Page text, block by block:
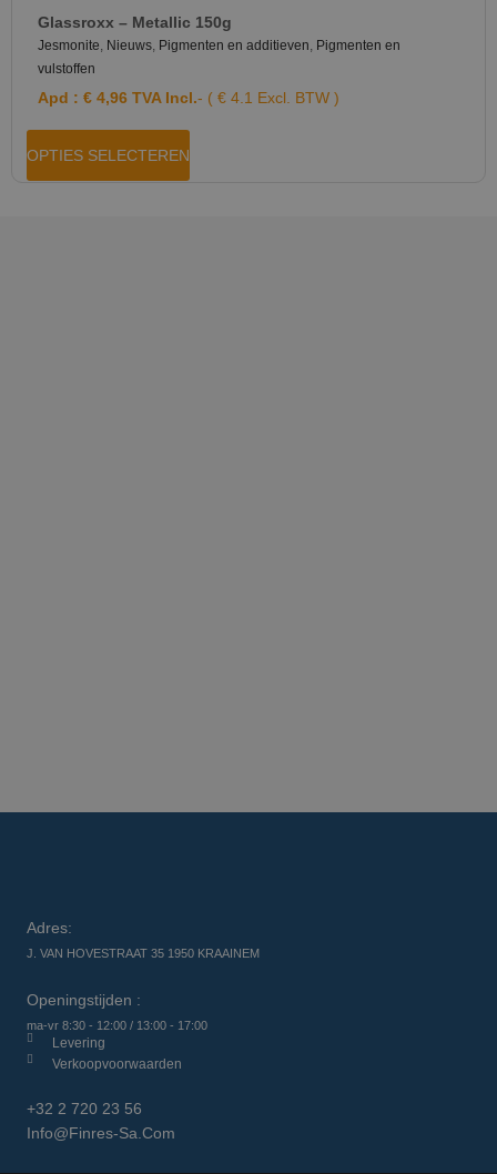
Glassroxx – Metallic 150g
Jesmonite, Nieuws, Pigmenten en additieven, Pigmenten en
vulstoffen
Apd : € 4,96 TVA Incl.- ( € 4.1 Excl. BTW )
OPTIES SELECTEREN
Adres:
J. VAN HOVESTRAAT 35 1950 KRAAINEM
Openingstijden :
ma-vr 8:30 - 12:00 / 13:00 - 17:00
Levering
Verkoopvoorwaarden
+32 2 720 23 56
Info@finres-Sa.com